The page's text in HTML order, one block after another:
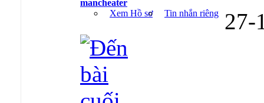
mancheater
Xem Hồ sơ
Tin nhắn riêng 27-